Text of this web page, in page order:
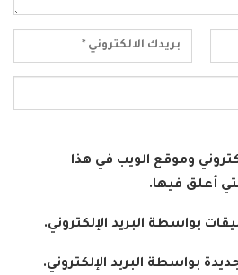
وموقع الويب في هذا
أعلق فيها.
بواسطة البريد الإلكتروني.
بواسطة البريد الإلكتروني.